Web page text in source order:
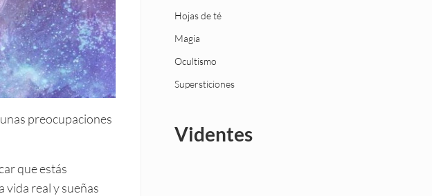
preocupaciones
que estás
vida real y sueñas
Hojas de té
Magia
Ocultismo
Supersticiones
Videntes